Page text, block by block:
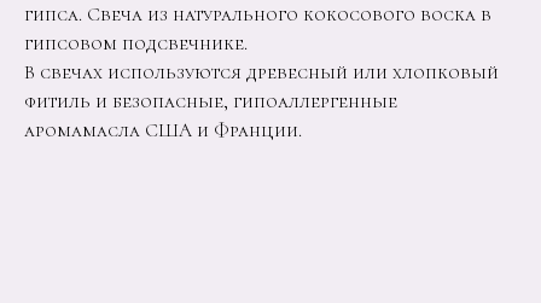
гипса. Свеча из натурального кокосового воска в
гипсовом подсвечнике.
В свечах используются древесный или хлопковый
фитиль и безопасные, гипоаллергенные
аромамасла США и Франции.